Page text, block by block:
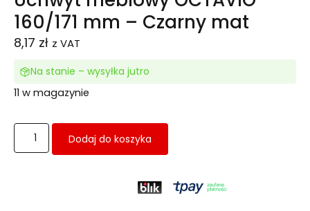
160/171 mm – Czarny mat
8,17 zł z VAT
Na stanie – wysyłka jutro
11 w magazynie
Dodaj do koszyka